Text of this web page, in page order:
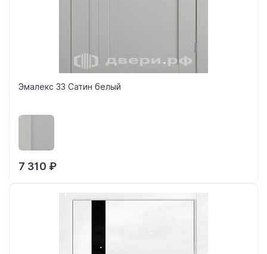
Эмалекс 33 Сатин белый
7 310 ₽